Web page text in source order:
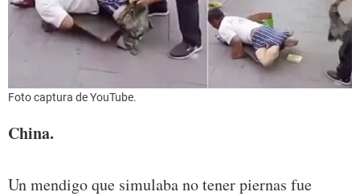
Foto captura de YouTube.
China.
Un mendigo que simulaba no tener piernas fue